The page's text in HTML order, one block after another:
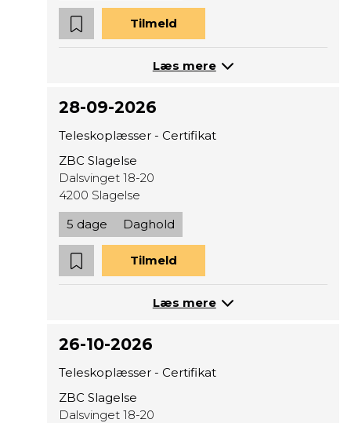
Tilmeld
Læs mere
28-09-2026
Teleskoplæsser - Certifikat
ZBC Slagelse
Dalsvinget 18-20
4200 Slagelse
5 dage
Daghold
Tilmeld
Læs mere
26-10-2026
Teleskoplæsser - Certifikat
ZBC Slagelse
Dalsvinget 18-20